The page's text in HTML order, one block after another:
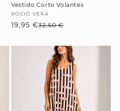
Vestido Corto Volantes
Proveedor:
ROCIO VERA
32,50 €
oferta
19,95 €